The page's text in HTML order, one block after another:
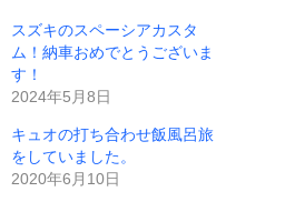
スズキのスペーシアカスタ
ム！納車おめでとうございま
す！
2024年5月8日
キュオの打ち合わせ飯風呂旅
をしていました。
2020年6月10日